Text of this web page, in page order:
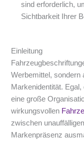
sind erforderlich,
Sichtbarkeit Ihrer
Einleitung
Werbemittel, sondern
Markenidentität.
eine große
wirkungsvollen
zwischen
Markenpräsenz